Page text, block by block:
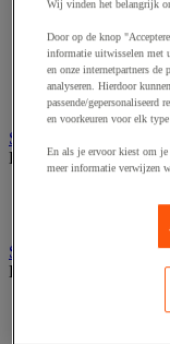
Klimsport
Oriëntering
Precisiesport
Sportbenodigdheden
Bekijk de hele
Sportkleding en
Bekijk de hele
Multi
Wij vinden het belangrijk
Door op de knop
informatie uitwisselen met
en onze internetpartners de
analyseren. Hierdoor
passende/gepersonaliseerd
en voorkeuren voor elk
En als je ervoor kiest om
meer informatie verwijzen